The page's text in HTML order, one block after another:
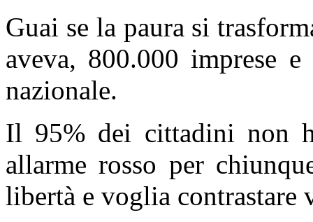
Guai se la paura si
aveva, 800.000 imprese
nazionale.
Il 95% dei cittadini non
allarme rosso per
libertà e voglia contrastare